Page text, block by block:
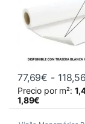
Vinilos Monoméricos
77,69€ - 118,56
Precio por m²:
1,89€
Este producto